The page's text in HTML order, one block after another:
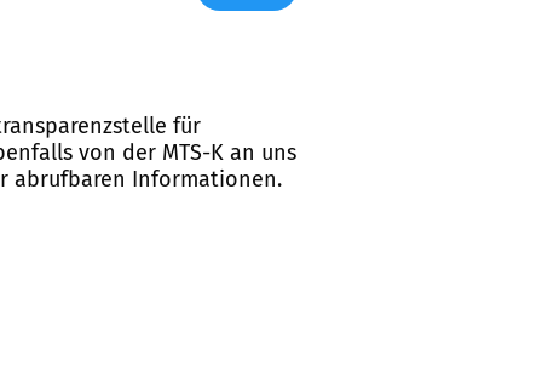
für
von der MTS-K an uns
abrufbaren Informationen.